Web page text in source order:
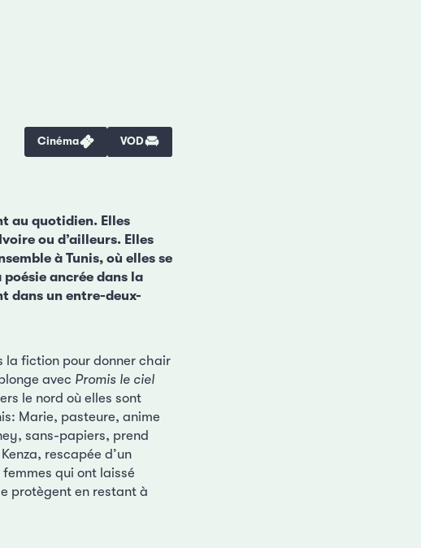
Cinéma VOD
au quotidien. Elles
ou d’ailleurs. Elles
à Tunis, où elles se
ancrée dans la
dans un entre-deux-
la fiction pour donner chair
avec Promis le ciel
le nord où elles sont
Marie, pasteure, anime
sans-papiers, prend
rescapée d’un
qui ont laissé
protègent en restant à